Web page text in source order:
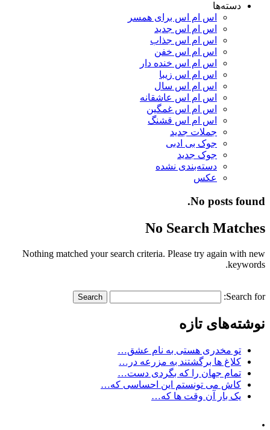
دسته‌ها
اس ام اس برای همسر
اس ام اس جدید
اس ام اس جذاب
اس ام اس خفن
اس ام اس خنده دار
اس ام اس زیبا
اس ام اس سال
اس ام اس عاشقانه
اس ام اس غمگین
اس ام اس قشنگ
جملات جدید
جوک بی ادبی
جوک جدید
دسته‌بندی نشده
عکس
No posts found.
No Search Matches
Nothing matched your search criteria. Please try again with new
keywords.
Search for:
نوشته‌های تازه
تو مخدری هستی به نام عشق…
کلاغ ها برگشتند به مزرعه در…
تمام جهان را که بگردی دست…
کاش می تونستم این احساسی که…
یک بار آن وقت ها که…
.